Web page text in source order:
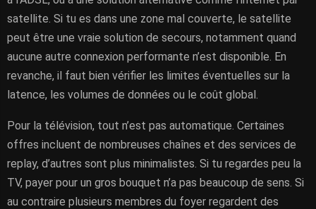
satellite. Si tu es dans une zone mal couverte, le satellite
peut être une vraie solution de secours, notamment quand
aucune autre connexion performante n’est disponible. En
revanche, il faut bien vérifier les limites éventuelles sur la
latence, les volumes de données ou le coût global.
Pour la télévision, tout n’est pas automatique. Certaines
offres incluent de nombreuses chaînes et des services de
replay, d’autres sont plus minimalistes. Si tu regardes peu la
TV, payer pour un gros bouquet n’a pas beaucoup de sens. Si
au contraire plusieurs membres du foyer regardent des